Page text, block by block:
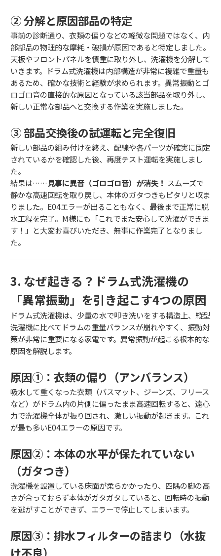
② 分解と原因部品の特定
事前の診断通り、衣類の偏りなどの軽微な問題ではなく、内
部部品の物理的な摩耗・破損が原因であると特定しました。
天板やフロントパネルを慎重に取り外し、洗濯機を分解して
いきます。ドラム式洗濯機は内部構造が非常に複雑で重量も
あるため、確かな技術と経験が求められます。異常振動とゴ
ロゴロ音の直接的な原因となっている該当部品を取り外し、
新しい正常な部品へと交換する作業を実施しました。
③ 部品交換後の試運転と完全復旧
新しい部品の組み付けを終え、配線や各パーツが確実に固定
されているかを確認した後、再度テスト運転を実施しまし
た。
結果は…… 見事に異音（ゴロゴロ音）が消失！ スムーズで
静かな高速回転を取り戻し、本体のガタつきもピタリと収ま
りました。E04エラーが出ることもなく、最後まで正常に脱
水工程を完了。M様にも「これでまた安心して洗濯ができま
す！」と大変お喜びいただき、無事に作業完了となりまし
た。
3. なぜ起きる？ドラム式洗濯機の
「異常振動」を引き起こす4つの原因
ドラム式洗濯機は、少量の水で叩き洗いをする構造上、縦型
洗濯機に比べてドラムの重量バランスが崩れやすく、振動対
策が非常に重要になる家電です。異常振動が起こる根本的な
原因を解説します。
原因①：衣類の偏り（アンバランス）
吸水して重くなった衣類（バスマット、ジーンズ、フリース
など）がドラム内の片側に偏ったまま高速回転すると、遠心
力で洗濯機全体が振り回され、激しい振動が起きます。これ
が最も多いE04エラーの原因です。
原因②：本体の水平が保たれていない
（ガタつき）
洗濯機を設置している床面が柔らかかったり、四隅の脚の高
さが合っておらず本体がガタガタしていると、回転時の振動
を逃がすことができず、エラーで停止してしまいます。
原因③：排水フィルターの詰まり（水抜
け不良）